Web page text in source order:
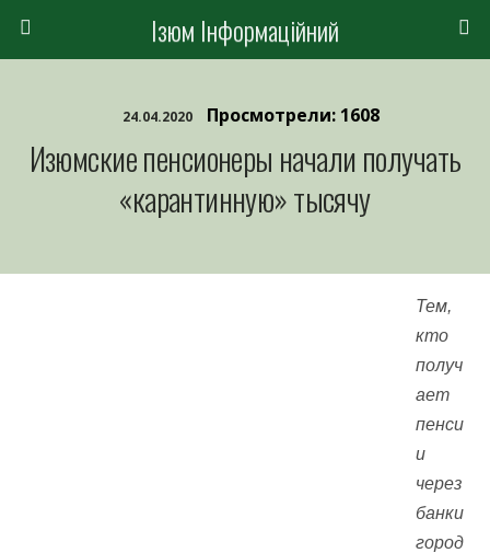
Ізюм Інформаційний
24.04.2020 Просмотрели: 1608
Изюмские пенсионеры начали получать
«карантинную» тысячу
Тем,
кто
получ
ает
пенси
и
через
банки
город